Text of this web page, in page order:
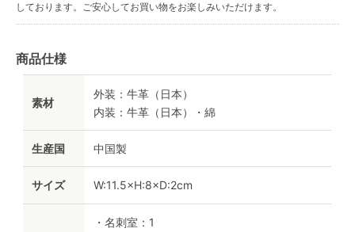
しております。ご安心してお買い物をお楽しみいただけます。
商品仕様
素材
外装：牛革（日本）
内装：牛革（日本）・綿
生産国 中国製
サイズ W:11.5×H:8×D:2cm
・名刺室：1